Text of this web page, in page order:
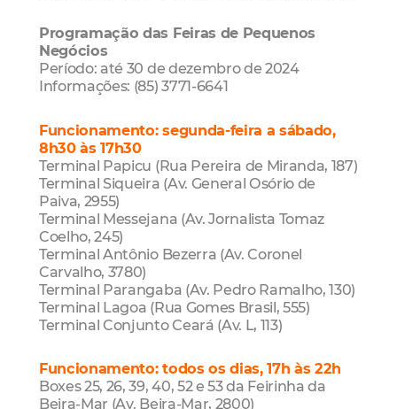
Programação das Feiras de Pequenos
Negócios
Período: até 30 de dezembro de 2024
Informações: (85) 3771-6641
Funcionamento: segunda-feira a sábado,
8h30 às 17h30
Terminal Papicu (Rua Pereira de Miranda, 187)
Terminal Siqueira (Av. General Osório de
Paiva, 2955)
Terminal Messejana (Av. Jornalista Tomaz
Coelho, 245)
Terminal Antônio Bezerra (Av. Coronel
Carvalho, 3780)
Terminal Parangaba (Av. Pedro Ramalho, 130)
Terminal Lagoa (Rua Gomes Brasil, 555)
Terminal Conjunto Ceará (Av. L, 113)
Funcionamento: todos os dias, 17h às 22h
Boxes 25, 26, 39, 40, 52 e 53 da Feirinha da
Beira-Mar (Av. Beira-Mar, 2800)